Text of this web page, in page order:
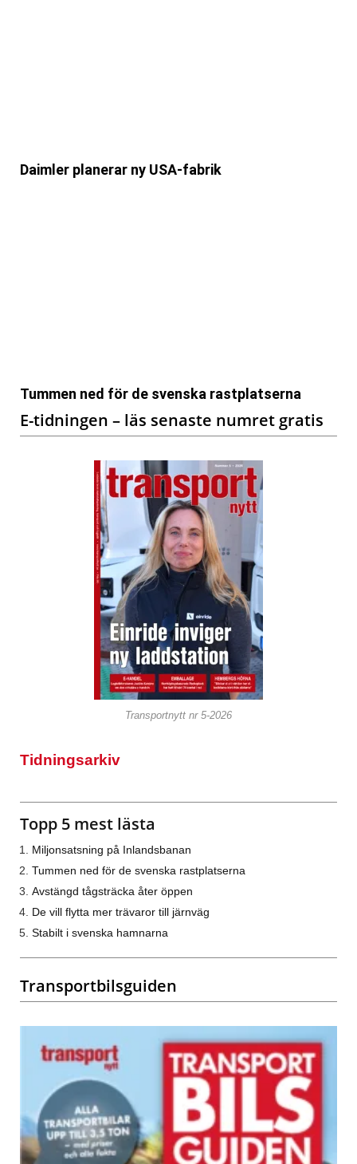
Daimler planerar ny USA-fabrik
Tummen ned för de svenska rastplatserna
E-tidningen – läs senaste numret gratis
Transportnytt nr 5-2026
Tidningsarkiv
Topp 5 mest lästa
Miljonsatsning på Inlandsbanan
Tummen ned för de svenska rastplatserna
Avstängd tågsträcka åter öppen
De vill flytta mer trävaror till järnväg
Stabilt i svenska hamnarna
Transportbilsguiden